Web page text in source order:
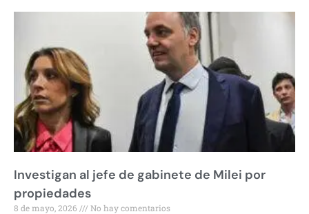
Investigan al jefe de gabinete de Milei por
propiedades
8 de mayo, 2026 No hay comentarios